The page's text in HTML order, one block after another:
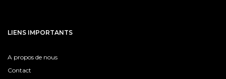
LIENS IMPORTANTS
A propos de nous
Contact